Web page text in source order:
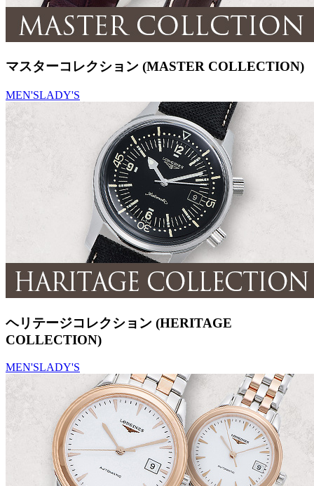
マスターコレクション (MASTER COLLECTION)
MEN'SLADY'S
ヘリテージコレクション (HERITAGE
COLLECTION)
MEN'SLADY'S